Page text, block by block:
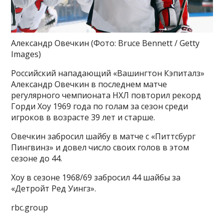
Александр Овечкин(Фото: Bruce Bennett / Getty
Images)
Российский нападающий «Вашингтон Кэпиталз»
Александр Овечкин в последнем матче
регулярного чемпионата НХЛ повторил рекорд
Горди Хоу 1969 года по голам за сезон среди
игроков в возрасте 39 лет и старше.
Овечкин забросил шайбу в матче с «Питтсбург
Пингвинз» и довел число своих голов в этом
сезоне до 44.
Хоу в сезоне 1968/69 забросил 44 шайбы за
«Детройт Ред Уингз».
rbc.group